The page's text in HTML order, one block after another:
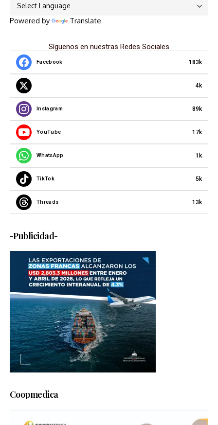
Powered by Translate
Síguenos en nuestras Redes Sociales
Facebook 183k
4k
Instagram 89k
YouTube 17k
WhatsApp 1k
TikTok 5k
Threads 13k
-Publicidad-
Coopmedica